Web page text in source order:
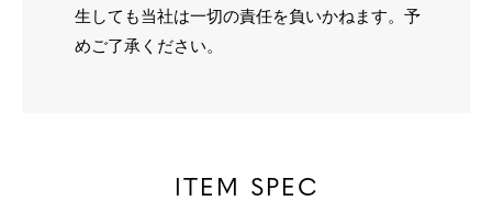
生しても当社は一切の責任を負いかねます。予
めご了承ください。
ITEM SPEC